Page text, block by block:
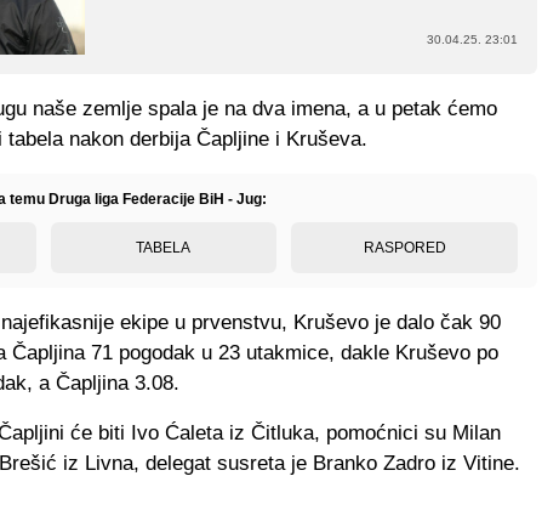
30.04.25. 23:01
naše zemlje spala je na dva imena, a u petak ćemo
nakon derbija Čapljine i Kruševa.
temu Druga liga Federacije BiH - Jug:
TABELA RASPORED
ekipe u prvenstvu, Kruševo je dalo čak 90
Čapljina 71 pogodak u 23 utakmice, dakle Kruševo po
a Čapljina 3.08.
će biti Ivo Ćaleta iz Čitluka, pomoćnici su Milan
iz Livna, delegat susreta je Branko Zadro iz Vitine.